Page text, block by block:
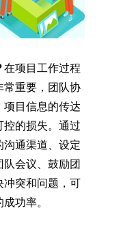
在项目工作过程
常重要，团队协
目信息的传达
的损失。通过
通渠道、设定
队会议、鼓励团
冲突和问题，可
功率。